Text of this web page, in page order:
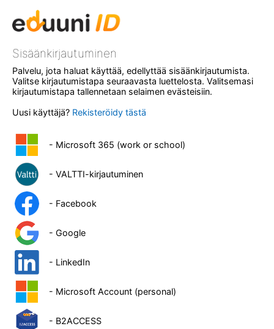
Sisäänkirjautuminen
Palvelu, jota haluat käyttää, edellyttää sisäänkirjautumista.
Valitse kirjautumistapa seuraavasta luettelosta. Valitsemasi
kirjautumistapa tallennetaan selaimen evästeisiin.
Uusi käyttäjä? Rekisteröidy tästä
- Microsoft 365 (work or school)
- VALTTI-kirjautuminen
- Facebook
- Google
- LinkedIn
- Microsoft Account (personal)
- B2ACCESS